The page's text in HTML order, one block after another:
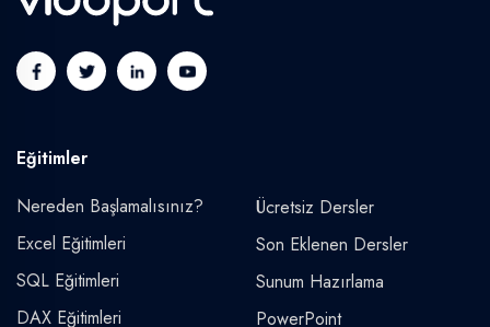
Eğitimler
Nereden Başlamalısınız?
Excel Eğitimleri
SQL Eğitimleri
DAX Eğitimleri
Ücretsiz Dersler
Son Eklenen Dersler
Sunum Hazırlama
PowerPoint